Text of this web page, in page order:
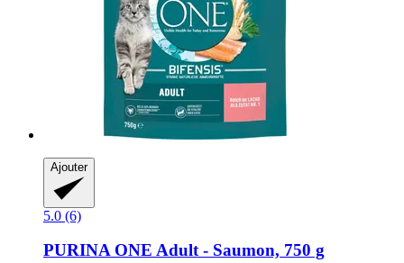
Ajouter
5.0 (6)
PURINA ONE Adult -​ Saumon, 750 g